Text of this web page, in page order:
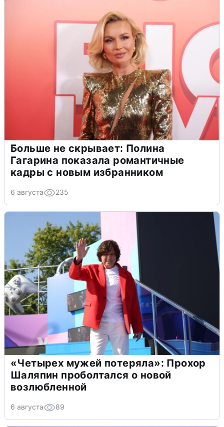
Больше не скрывает: Полина
Гагарина показала романтичные
кадры с новым избранником
6 августа 235
«Четырех мужей потеряла»: Прохор
Шаляпин проболтался о новой
возлюбленной
6 августа 89